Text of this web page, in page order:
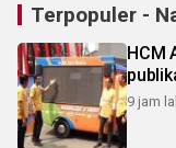
Terpopuler -
HCM
9 jam